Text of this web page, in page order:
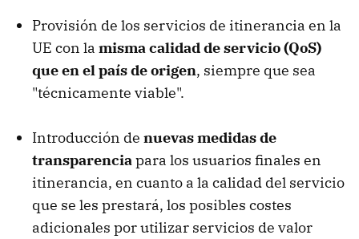
Provisión de los servicios de itinerancia en la
UE con la misma calidad de servicio (QoS)
que en el país de origen, siempre que sea
"técnicamente viable".
Introducción de nuevas medidas de
transparenciapara los usuarios finales en
itinerancia, en cuanto a la calidad del servicio
que se les prestará, los posibles costes
adicionales por utilizar servicios de valor